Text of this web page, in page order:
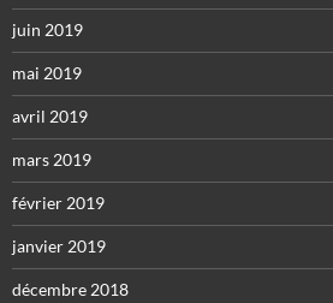
juin 2019
mai 2019
avril 2019
mars 2019
février 2019
janvier 2019
décembre 2018